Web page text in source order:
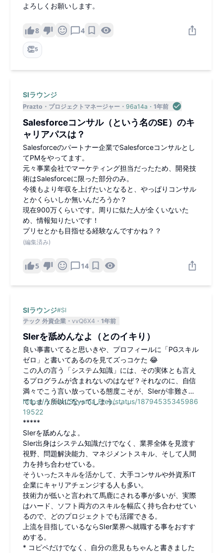
よろしくお願いします。
8 4
👏5
SIラウンジ
Prazto プロジェクトマネージャー 96a14a 1年前
Salesforceコンサル（という名のSE）のキ
ャリアパスは？
Salesforceのパートナー企業でSalesforceコンサルとし
てPMをやってます。
元々事業会社でマーケティング担当だったため、開発技
術はSalesforceに限った部分のみ。
今後もより年収を上げたいとなると、やっぱりコンサル
とかくらいしか無いんだろうか？
現在900万くらいです。周りに似た人が全くいないた
め、情報知りたいです！
プリセとかも目指せる経験なんですかね？？
(編集済み)
5 14
SIラウンジ#SI
テック 外資企業
vvQ6X4 1年前
SIerを舐めんなよ（とのイキり）
良い事書いてると思いきや、プロフィールに「PGスキル
ゼロ」と書いてあるのを見てズっコケた 😂
この人の言う「システム知識」には、その実体とも言え
るプログラムが含まれないのはなぜ？それなのに、自信
満々でこう言い放っている態度こそが、SIerが非難され
てしまう所以になってしまう。。。
https://x.com/SEyama_Free/status/18794535345986
19522
*****
SIerを舐めんなよ。
SIer出身はシステム知識だけでなく、業界全体を見渡す
視野、問題解決能力、マネジメントスキル、そして人間
力を持ち合わせている。
そういったスキルを活かして、大手コンサルや外資系IT
企業にキャリアチェンジする人も多い。
技術力が低いと言われて馬鹿にされる事が多いが、実際
はハード、ソフト両方のスキルを幅広く持ち合わせてい
るので、どのプロジェクトでも活躍できる。
上流を目指しているならSIer業界へ就職する事をおすす
めする。
* コピペだけでなく、自分の意見もちゃんと書きました